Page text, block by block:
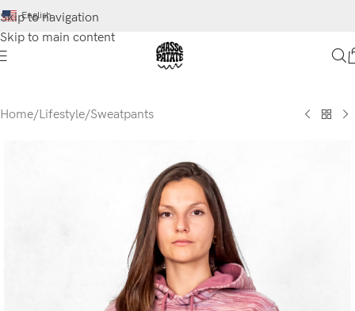
Skip to navigation
Skip to main content
English
Home/Lifestyle/Sweatpants